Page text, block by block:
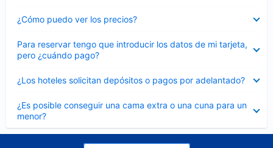
¿Cómo puedo ver los precios?
cerrado
Para reservar tengo que introducir los datos de mi tarjeta,
pero ¿cuándo pago?
cerrado
¿Los hoteles solicitan depósitos o pagos por adelantado?
cerrado
¿Es posible conseguir una cama extra o una cuna para un
menor?
cerrado